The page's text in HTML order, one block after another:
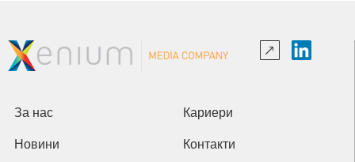
За нас Кариери
Новини Контакти